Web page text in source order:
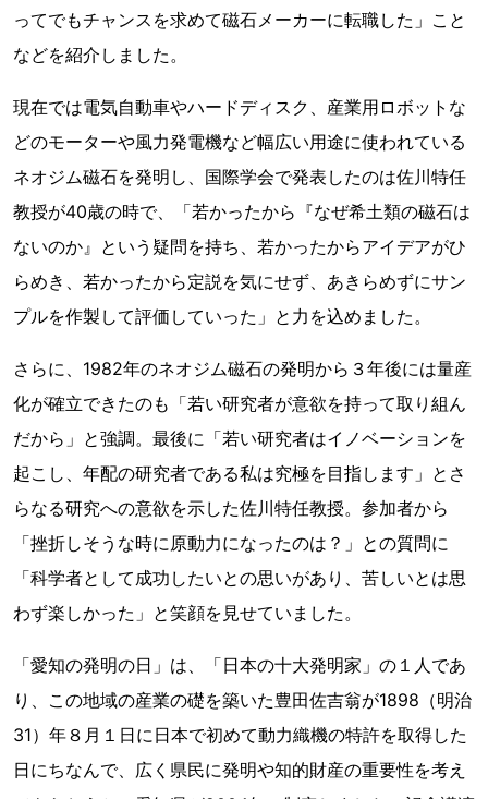
ってでもチャンスを求めて磁石メーカーに転職した」こと
などを紹介しました。
現在では電気自動車やハードディスク、産業用ロボットな
どのモーターや風力発電機など幅広い用途に使われている
ネオジム磁石を発明し、国際学会で発表したのは佐川特任
教授が40歳の時で、「若かったから『なぜ希土類の磁石は
ないのか』という疑問を持ち、若かったからアイデアがひ
らめき、若かったから定説を気にせず、あきらめずにサン
プルを作製して評価していった」と力を込めました。
さらに、1982年のネオジム磁石の発明から３年後には量産
化が確立できたのも「若い研究者が意欲を持って取り組ん
だから」と強調。最後に「若い研究者はイノベーションを
起こし、年配の研究者である私は究極を目指します」とさ
らなる研究への意欲を示した佐川特任教授。参加者から
「挫折しそうな時に原動力になったのは？」との質問に
「科学者として成功したいとの思いがあり、苦しいとは思
わず楽しかった」と笑顔を見せていました。
「愛知の発明の日」は、「日本の十大発明家」の１人であ
り、この地域の産業の礎を築いた豊田佐吉翁が1898（明治
31）年８月１日に日本で初めて動力織機の特許を取得した
日にちなんで、広く県民に発明や知的財産の重要性を考え